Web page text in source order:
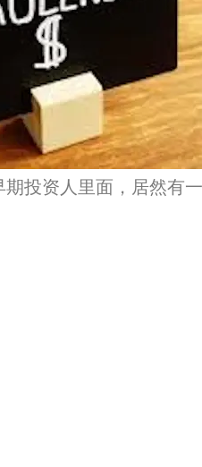
投资人里面，居然有